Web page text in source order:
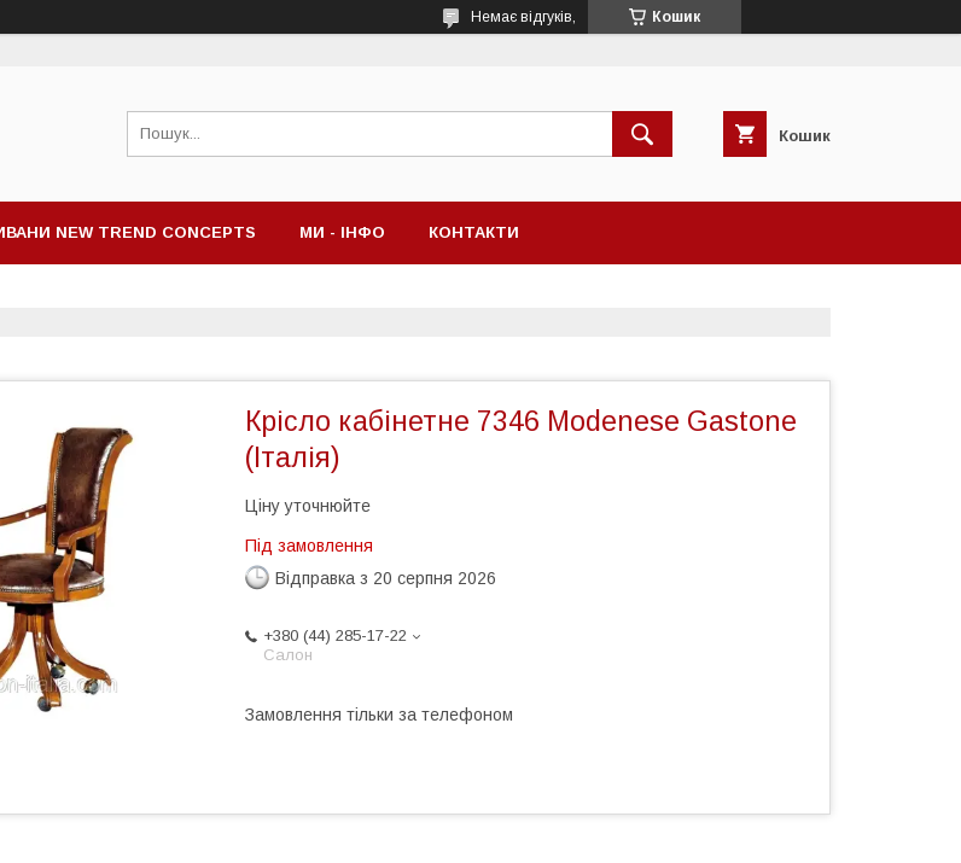
Кошик
Немає відгуків,
Кошик
NEW TREND CONCEPTS МИ - ІНФО КОНТАКТИ
Крісло кабінетне 7346 Modenese Gastone
(Італія)
Ціну уточнюйте
Під замовлення
Відправка з 20 серпня 2026
+380 (44) 285-17-22
Салон
Замовлення тільки за телефоном